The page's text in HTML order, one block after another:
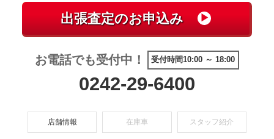
お電話でも受付中！ 受付時間10:00 ～ 18:00
0242-29-6400
店舗情報 在庫車 スタッフ紹介